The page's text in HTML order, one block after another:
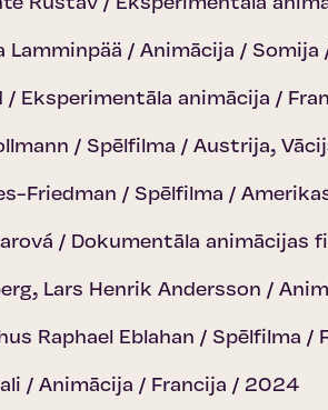
Lamminpää / Animācija /
/ Eksperimentāla animācija /
/ Spēlfilma / Austrija,
Friedman / Spēlfilma /
/ Dokumentāla animācijas
Lars Henrik Andersson /
Raphael Eblahan / Spēlfilma /
/ Animācija / Francija / 2024